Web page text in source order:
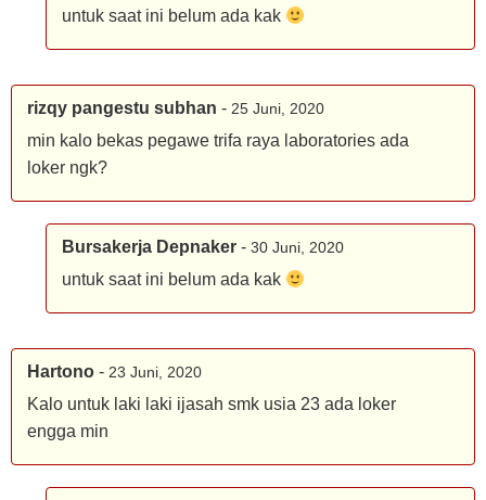
untuk saat ini belum ada kak
rizqy pangestu subhan - 25 Juni, 2020
min kalo bekas pegawe trifa raya laboratories ada
loker ngk?
Bursakerja Depnaker - 30 Juni, 2020
untuk saat ini belum ada kak
Hartono - 23 Juni, 2020
Kalo untuk laki laki ijasah smk usia 23 ada loker
engga min